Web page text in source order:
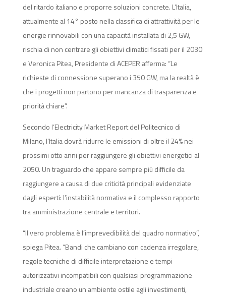
del ritardo italiano e proporre soluzioni concrete. L’Italia,
attualmente al 14° posto nella classifica di attrattività per le
energie rinnovabili con una capacità installata di 2,5 GW,
rischia di non centrare gli obiettivi climatici fissati per il 2030
e Veronica Pitea, Presidente di ACEPER afferma: “Le
richieste di connessione superano i 350 GW, ma la realtà è
che i progetti non partono per mancanza di trasparenza e
priorità chiare”.
Secondo l’Electricity Market Report del Politecnico di
Milano, l’Italia dovrà ridurre le emissioni di oltre il 24% nei
prossimi otto anni per raggiungere gli obiettivi energetici al
2050. Un traguardo che appare sempre più difficile da
raggiungere a causa di due criticità principali evidenziate
dagli esperti: l’instabilità normativa e il complesso rapporto
tra amministrazione centrale e territori.
“Il vero problema è l’imprevedibilità del quadro normativo”,
spiega Pitea. “Bandi che cambiano con cadenza irregolare,
regole tecniche di difficile interpretazione e tempi
autorizzativi incompatibili con qualsiasi programmazione
industriale creano un ambiente ostile agli investimenti,